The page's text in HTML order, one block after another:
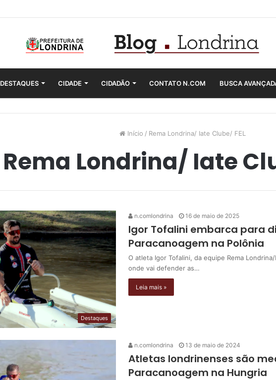
DESTAQUES CIDADE CIDADÃO CONTATO N.COM BUSCA
Início / Rema Londrina/ Iate Clube/ FEL
Rema Londrina/ Iate
Destaques
n.comlondrina 16 de maio de 2025
Igor Tofalini embarca para
Paracanoagem na Polônia
O atleta Igor Tofalini, da equipe Rema
onde vai defender as…
Leia mais »
n.comlondrina 13 de maio de 2024
Atletas londrinenses são
Paracanoagem na Hungria